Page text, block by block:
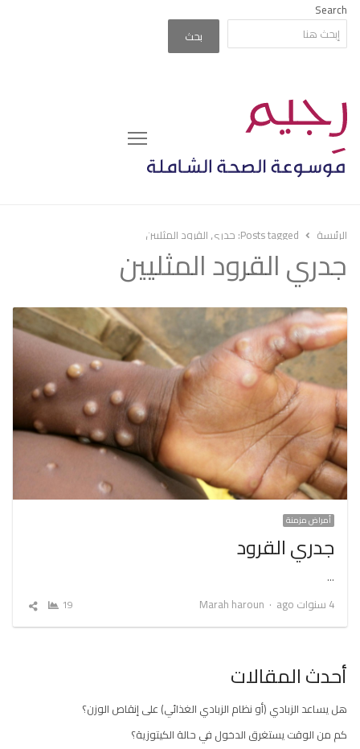
Search
بحث
Menu
الرئيسة Posts tagged: جدري القرود المثليين
جدري القرود المثليين
أمراض مزمنة
جدري القرود
…
4 سنوات ago
Author
Marah haroun
19
شارك
أحدث المقالات
هل يساعد الزبادي (أو نظام الزبادي الغذائي) على إنقاص الوزن؟
كم من الوقت يستغرق الدخول في حالة الكيتوزية؟